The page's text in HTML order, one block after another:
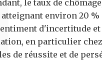
le taux de
atteignant environ 20
d'incertitude
en particulier
de réussite et de